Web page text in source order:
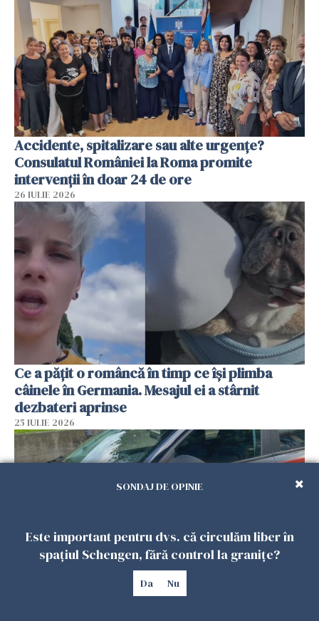
Accidente, spitalizare sau alte urgențe?
Consulatul României la Roma promite
intervenții în doar 24 de ore
26 IULIE 2026
Ce a pățit o româncă în timp ce își plimba
câinele în Germania. Mesajul ei a stârnit
dezbateri aprinse
25 IULIE 2026
Româncă din Italia, acuzată că și-a lăsat copiii
SONDAJ DE OPINIE
Este important pentru dvs. că circulăm liber în
spațiul Schengen, fără control la granițe?
Da Nu